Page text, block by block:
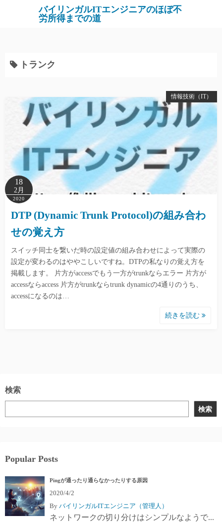
バイリンガルITエンジニアのほぼ不
労所得までの道
トランク
情報技術（IT）
18
2月
2020
DTP (Dynamic Trunk Protocol)の組み合わ
せの覚え方
スイッチ同士を繋いだ時の設定値の組み合わせによって実際の
設定が変わるのはややこしいですね。DTPの私なりの覚え方を
掲載します。 片方がaccessでもう一方がtrunkならエラー 片方が
accessならaccess 片方がtrunkならtrunk dynamicの4通りのうち、
accessになるのは…
続きを読む
検索
検索
Popular Posts
Pingが通ったり通らなかったりする原因
2020/4/2
By バイリンガルITエンジニア（管理人）
ネットワークの切り分けはシンプルなようで...